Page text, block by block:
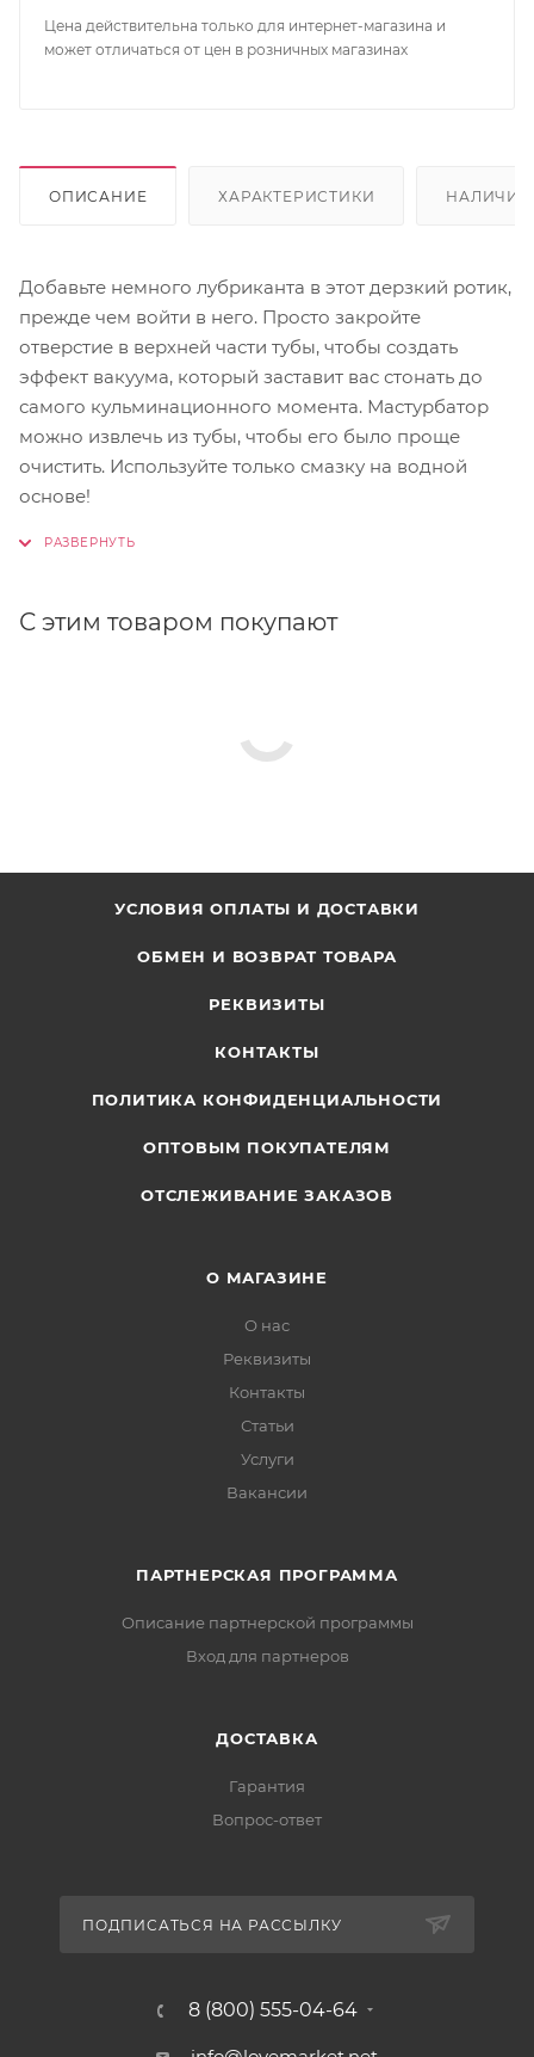
Цена действительна только для интернет-магазина и
может отличаться от цен в розничных магазинах
ОПИСАНИЕ ХАРАКТЕРИСТИКИ НАЛИЧИЕ
Добавьте немного лубриканта в этот дерзкий ротик,
прежде чем войти в него. Просто закройте
отверстие в верхней части тубы, чтобы создать
эффект вакуума, который заставит вас стонать до
самого кульминационного момента. Мастурбатор
можно извлечь из тубы, чтобы его было проще
очистить. Используйте только смазку на водной
основе!
С этим товаром покупают
УСЛОВИЯ ОПЛАТЫ И ДОСТАВКИ
ОБМЕН И ВОЗВРАТ ТОВАРА
РЕКВИЗИТЫ
КОНТАКТЫ
ПОЛИТИКА КОНФИДЕНЦИАЛЬНОСТИ
ОПТОВЫМ ПОКУПАТЕЛЯМ
ОТСЛЕЖИВАНИЕ ЗАКАЗОВ
О МАГАЗИНЕ
О нас
Реквизиты
Контакты
Статьи
Услуги
Вакансии
ПАРТНЕРСКАЯ ПРОГРАММА
Описание партнерской программы
Вход для партнеров
ДОСТАВКА
Гарантия
Вопрос-ответ
ПОДПИСАТЬСЯ НА РАССЫЛКУ
8 (800) 555-04-64